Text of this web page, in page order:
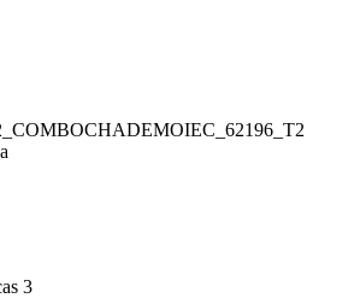
CHADEMOIEC_62196_T2
3